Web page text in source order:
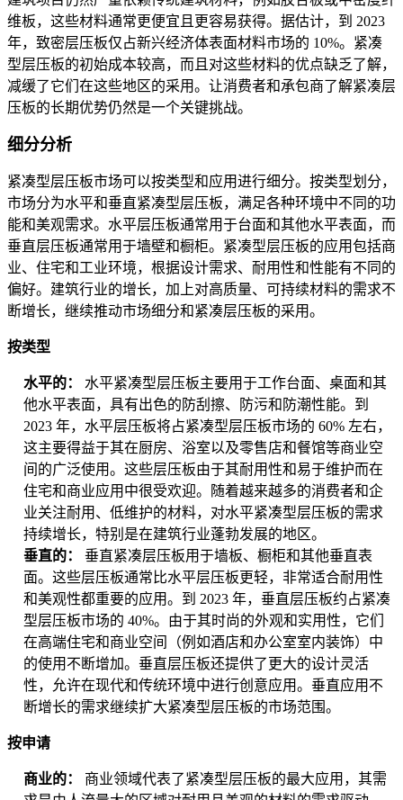
维板，这些材料通常更便宜且更容易获得。据估计，到 2023
年，致密层压板仅占新兴经济体表面材料市场的 10%。紧凑
型层压板的初始成本较高，而且对这些材料的优点缺乏了解，
减缓了它们在这些地区的采用。让消费者和承包商了解紧凑层
压板的长期优势仍然是一个关键挑战。
细分分析
紧凑型层压板市场可以按类型和应用进行细分。按类型划分，
市场分为水平和垂直紧凑型层压板，满足各种环境中不同的功
能和美观需求。水平层压板通常用于台面和其他水平表面，而
垂直层压板通常用于墙壁和橱柜。紧凑型层压板的应用包括商
业、住宅和工业环境，根据设计需求、耐用性和性能有不同的
偏好。建筑行业的增长，加上对高质量、可持续材料的需求不
断增长，继续推动市场细分和紧凑层压板的采用。
按类型
水平的： 水平紧凑型层压板主要用于工作台面、桌面和其
他水平表面，具有出色的防刮擦、防污和防潮性能。到
2023 年，水平层压板将占紧凑型层压板市场的 60% 左右，
这主要得益于其在厨房、浴室以及零售店和餐馆等商业空
间的广泛使用。这些层压板由于其耐用性和易于维护而在
住宅和商业应用中很受欢迎。随着越来越多的消费者和企
业关注耐用、低维护的材料，对水平紧凑型层压板的需求
持续增长，特别是在建筑行业蓬勃发展的地区。
垂直的： 垂直紧凑层压板用于墙板、橱柜和其他垂直表
面。这些层压板通常比水平层压板更轻，非常适合耐用性
和美观性都重要的应用。到 2023 年，垂直层压板约占紧凑
型层压板市场的 40%。由于其时尚的外观和实用性，它们
在高端住宅和商业空间（例如酒店和办公室室内装饰）中
的使用不断增加。垂直层压板还提供了更大的设计灵活
性，允许在现代和传统环境中进行创意应用。垂直应用不
断增长的需求继续扩大紧凑型层压板的市场范围。
按申请
商业的： 商业领域代表了紧凑型层压板的最大应用，其需